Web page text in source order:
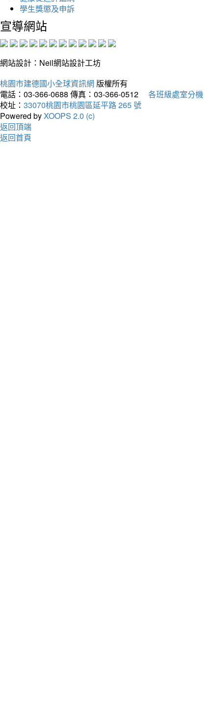
學生獎懲及申訴
宣導網站
網站設計：Neil網站設計工坊
桃園市建德國小全球資訊網 版權所有
電話：03-366-0688 傳真：03-366-0512
各班級處室分機
校址： 33070桃園市桃園區延平路 265 號
Powered byXOOPS 2.0 (c)
返回頂端
返回首頁